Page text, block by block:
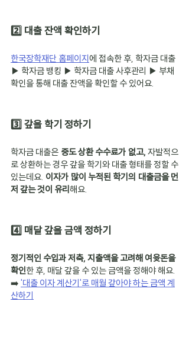
2️⃣ 대출 잔액 확인하기
한국장학재단 홈페이지 에 접속한 후, 학자금 대출
▶️ 학자금 뱅킹 ▶️ 학자금 대출 사후관리 ▶️ 부채
확인을 통해 대출 잔액을 확인할 수 있어요.
3️⃣ 갚을 학기 정하기
학자금 대출은 중도 상환 수수료가 없고, 자발적으
로 상환하는 경우 갚을 학기와 대출 형태를 정할 수
있는데요. 이자가 많이 누적된 학기의 대출금을 먼
저 갚는 것이 유리해요.
4️⃣ 매달 갚을 금액 정하기
정기적인 수입과 저축, 지출액을 고려해 여윳돈을
확인한 후, 매달 갚을 수 있는 금액을 정해야 해요.
➡️ '대출 이자 계산기'로 매월 갚아야 하는 금액 계
산하기